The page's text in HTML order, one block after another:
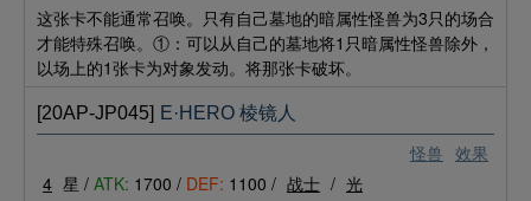
这张卡不能通常召唤。只有自己墓地的暗属性怪兽为3只的场合
才能特殊召唤。①：可以从自己的墓地将1只暗属性怪兽除外，
以场上的1张卡为对象发动。将那张卡破坏。
怪兽 效果
[20AP-JP045] E·HERO 棱镜人
4 星 / ATK: 1700 / DEF: 1100 / 战士 / 光